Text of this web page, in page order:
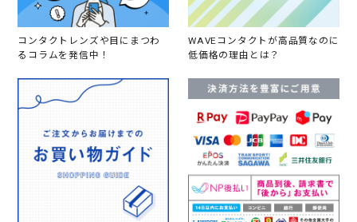
コンタクトレンズや目にまつわ
るコラムを発信中！
WAVEコンタクトが高品質なのに
低価格の理由とは？